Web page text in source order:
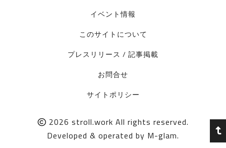
イベント情報
このサイトについて
プレスリリース / 記事掲載
お問合せ
サイトポリシー
2026 stroll.work All rights reserved.
Developed & operated by M-glam.